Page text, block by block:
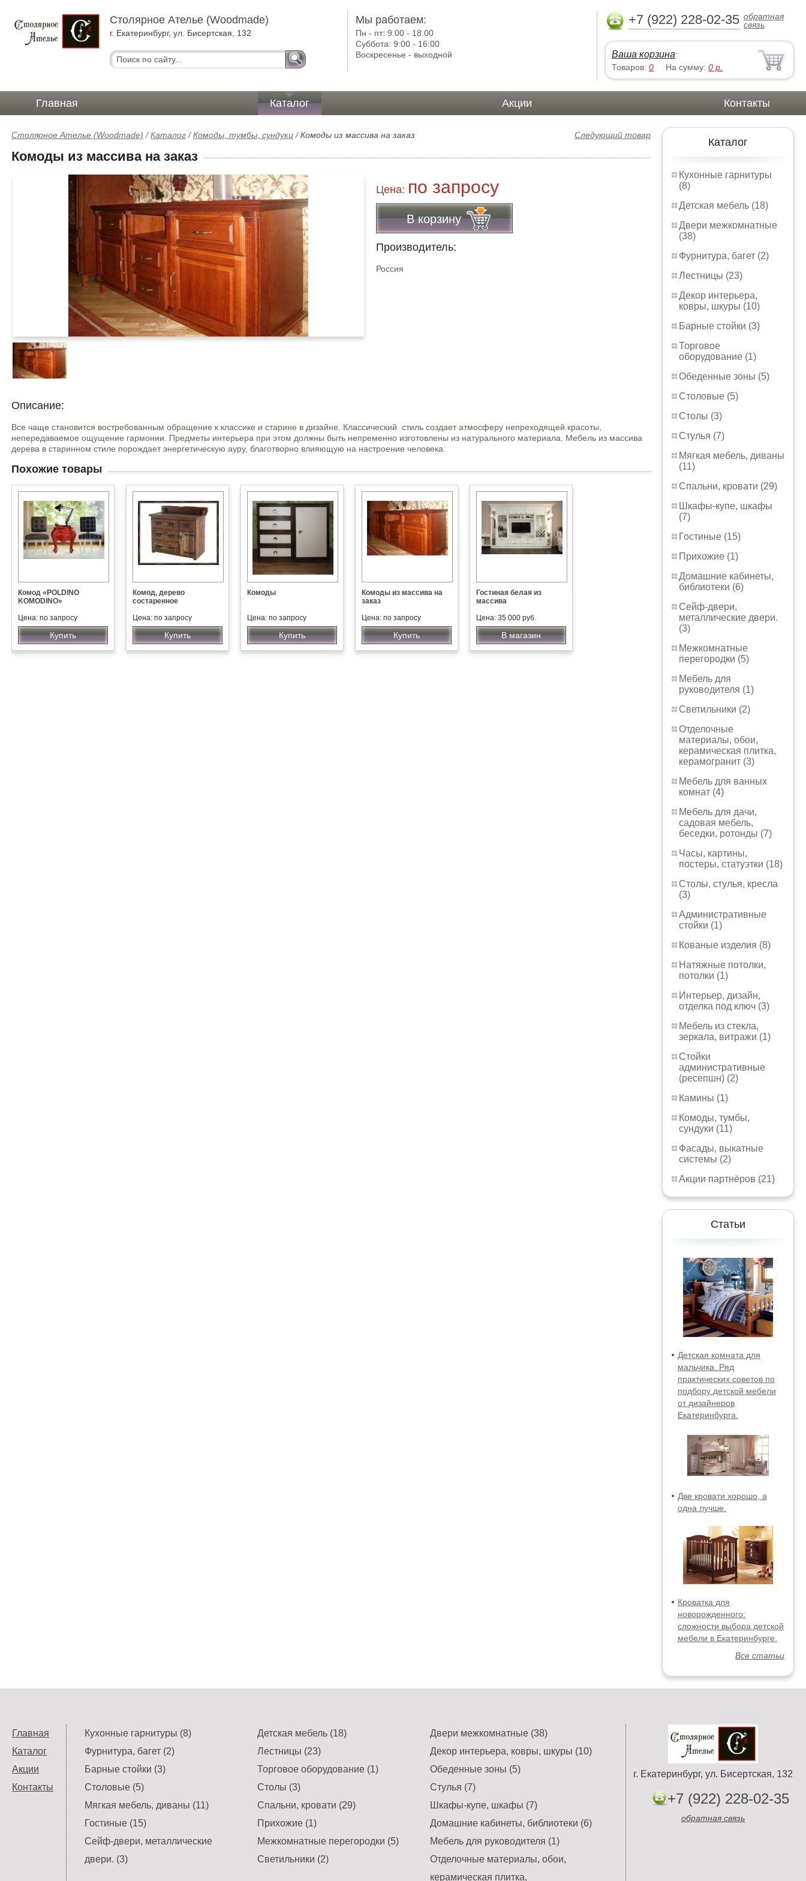
Столярное Ателье (Woodmade)
г. Екатеринбург, ул. Бисертская, 132
Мы работаем:
Пн - пт:9.00 - 18.00
Суббота:9:00 - 16:00
Воскресенье - выходной
+7 (922) 228-02-35 обратная
связь
Ваша корзина:
Товаров: 0 На сумму: 0 р.
Главная Каталог Акции Контакты
Каталог
Кухонные гарнитуры
(8)
Детская мебель (18)
Двери межкомнатные
(38)
Фурнитура, багет (2)
Лестницы (23)
Декор интерьера,
ковры, шкуры (10)
Барные стойки (3)
Торговое
оборудование (1)
Обеденные зоны (5)
Столовые (5)
Столы (3)
Стулья (7)
Мягкая мебель, диваны
(11)
Спальни, кровати (29)
Шкафы-купе, шкафы
(7)
Гостиные (15)
Прихожие (1)
Домашние кабинеты,
библиотеки (6)
Сейф-двери,
металлические двери.
(3)
Межкомнатные
перегородки (5)
Мебель для
руководителя (1)
Светильники (2)
Отделочные
материалы, обои,
керамическая плитка,
керамогранит (3)
Мебель для ванных
комнат (4)
Мебель для дачи,
садовая мебель,
беседки, ротонды (7)
Часы, картины,
постеры, статуэтки (18)
Столы, стулья, кресла
(3)
Административные
стойки (1)
Кованые изделия (8)
Натяжные потолки,
потолки (1)
Интерьер, дизайн,
отделка под ключ (3)
Мебель из стекла,
зеркала, витражи (1)
Стойки
административные
(ресепшн) (2)
Камины (1)
Комоды, тумбы,
сундуки (11)
Фасады, выкатные
системы (2)
Акции партнёров (21)
Статьи
Детская комната для
мальчика. Ряд
практических советов по
подбору детской мебели
от дизайнеров
Екатеринбурга.
Две кровати хорошо, а
одна лучше.
Кроватка для
новорожденного:
сложности выбора детской
мебели в Екатеринбурге.
Все статьи
Следующий товар
Столярное Ателье (Woodmade) /Каталог /Комоды, тумбы, сундуки /Комоды из массива на заказ
Комоды из массива на заказ
Цена: по запросу
В корзину
Производитель:
Россия
Описание:
Все чаще становится востребованным обращение к классике и старине в дизайне. Классический стиль создает атмосферу непреходящей красоты,
непередаваемое ощущение гармонии. Предметы интерьера при этом должны быть непременно изготовлены из натурального материала. Мебель из массива
дерева в старинном стиле порождает энергетическую ауру, благотворно влияющую на настроение человека.
Похожие товары
Комод «POLDINO
KOMODINO»
Цена: по запросу
Купить
Комод, дерево
состаренное
Цена: по запросу
Купить
Комоды
Цена: по запросу
Купить
Комоды из массива на
заказ
Цена: по запросу
Купить
Гостиная белая из
массива
Цена: 35 000 руб.
В магазин
Главная
Каталог
Акции
Контакты
г. Екатеринбург, ул. Бисертская, 132
+7 (922) 228-02-35
обратная связь
Кухонные гарнитуры (8) Детская мебель (18)
Двери межкомнатные (38)
Фурнитура, багет (2)
Лестницы (23)
Декор интерьера, ковры, шкуры (10)
Барные стойки (3)
Торговое оборудование (1)
Обеденные зоны (5)
Столовые (5)
Столы (3)
Стулья (7)
Мягкая мебель, диваны (11)
Спальни, кровати (29)
Шкафы-купе, шкафы (7)
Гостиные (15)
Прихожие (1)
Домашние кабинеты, библиотеки (6)
Сейф-двери, металлические
двери. (3)
Межкомнатные перегородки (5)
Мебель для руководителя (1)
Светильники (2)
Отделочные материалы, обои,
керамическая плитка,